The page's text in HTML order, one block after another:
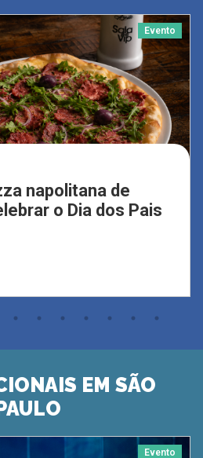
Evento
napolitana de
o Dia dos Pais
EM SÃO
Evento